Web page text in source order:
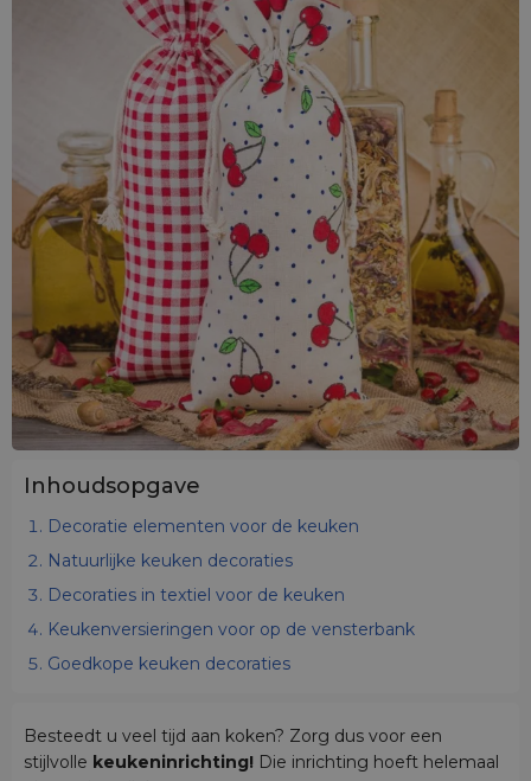
Inhoudsopgave
Decoratie elementen voor de keuken
Natuurlijke keuken decoraties
Decoraties in textiel voor de keuken
Keukenversieringen voor op de vensterbank
Goedkope keuken decoraties
Besteedt u veel tijd aan koken? Zorg dus voor een
stijlvolle keukeninrichting! Die inrichting hoeft helemaal